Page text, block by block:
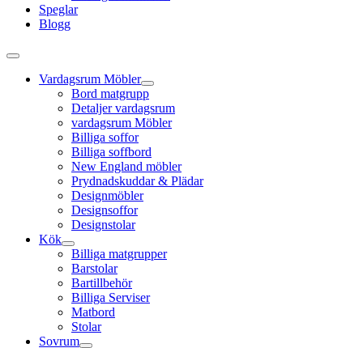
Speglar
Blogg
Vardagsrum Möbler
Bord matgrupp
Detaljer vardagsrum
vardagsrum Möbler
Billiga soffor
Billiga soffbord
New England möbler
Prydnadskuddar & Plädar
Designmöbler
Designsoffor
Designstolar
Kök
Billiga matgrupper
Barstolar
Bartillbehör
Billiga Serviser
Matbord
Stolar
Sovrum